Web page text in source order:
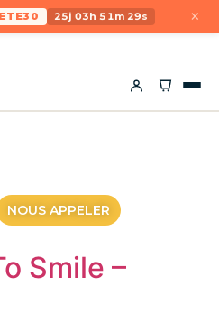
ETE30 25j 03h 51m 29s ×
NOUS APPELER
Smile –